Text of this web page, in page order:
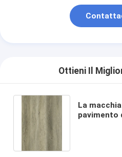
Ottieni Il
La
pavimento